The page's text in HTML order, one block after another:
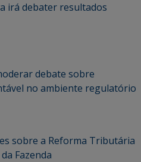
irá debater resultados
debate sobre
no ambiente regulatório
sobre a Reforma Tributária
Fazenda